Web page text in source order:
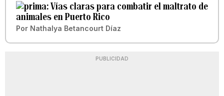
Vías claras para combatir el maltrato de
animales en Puerto Rico
Por Nathalya Betancourt Díaz
PUBLICIDAD